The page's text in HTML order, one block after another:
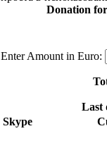
Donation
Enter Amount in Euro:
Last
Skype